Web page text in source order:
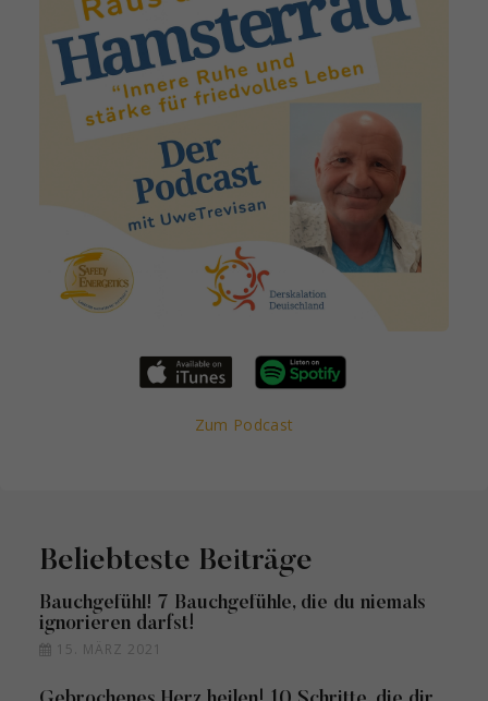
Zum Podcast
Beliebteste Beiträge
Bauchgefühl! 7 Bauchgefühle, die du niemals
ignorieren darfst!
15. MÄRZ 2021